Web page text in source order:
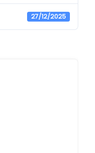
27/12/2025